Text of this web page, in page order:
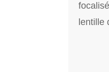
lentille